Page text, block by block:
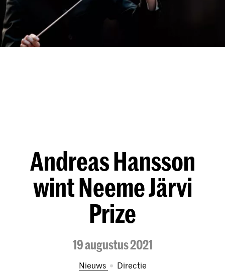
Andreas Hansson
wint Neeme Järvi
Prize
19 augustus 2021
Nieuws Directie